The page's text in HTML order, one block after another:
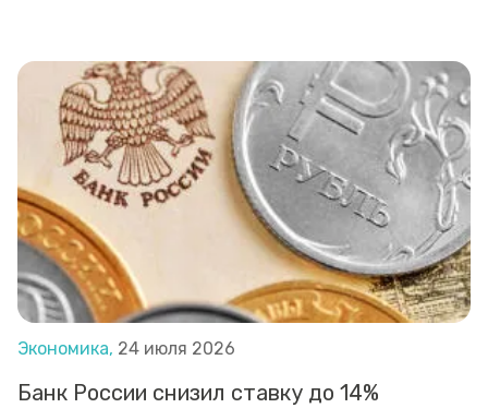
Экономика, 24 июля 2026
Банк России снизил ставку до 14%